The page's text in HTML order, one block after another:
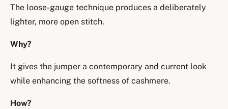
The loose-gauge technique produces a deliberately
lighter, more open stitch.
Why?
It gives the jumper a contemporary and current look
while enhancing the softness of cashmere.
How?